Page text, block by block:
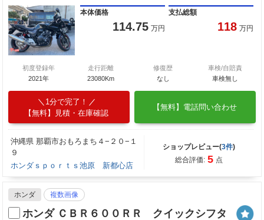
本体価格
114.75 万円
支払総額
118 万円
初度登録年
2021年
走行距離
23080Km
修復歴
なし
車検/自賠責
車検無し
1分で完了！
【無料】見積・在庫確認
【無料】電話問い合わせ
沖縄県 那覇市おもろまち４−２０−１
９
ホンダｓｐｏｒｔｓ池原 新都心店
ショップレビュー(3件)
総合評価: 5 点
ホンダ 複数画像
ホンダ ＣＢＲ６００ＲＲ クイックシフタ